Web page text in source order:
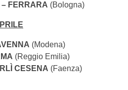
– FERRARA (Bologna)
(Modena)
(Reggio Emilia)
CESENA (Faenza)